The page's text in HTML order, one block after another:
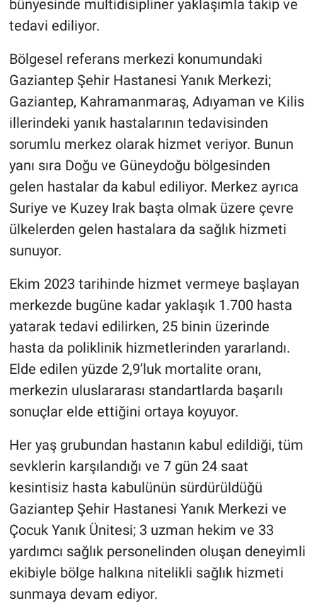
bünyesinde multidisipliner yaklaşımla takip ve
tedavi ediliyor.
Bölgesel referans merkezi konumundaki
Gaziantep Şehir Hastanesi Yanık Merkezi;
Gaziantep, Kahramanmaraş, Adıyaman ve Kilis
illerindeki yanık hastalarının tedavisinden
sorumlu merkez olarak hizmet veriyor. Bunun
yanı sıra Doğu ve Güneydoğu bölgesinden
gelen hastalar da kabul ediliyor. Merkez ayrıca
Suriye ve Kuzey Irak başta olmak üzere çevre
ülkelerden gelen hastalara da sağlık hizmeti
sunuyor.
Ekim 2023 tarihinde hizmet vermeye başlayan
merkezde bugüne kadar yaklaşık 1.700 hasta
yatarak tedavi edilirken, 25 binin üzerinde
hasta da poliklinik hizmetlerinden yararlandı.
Elde edilen yüzde 2,9’luk mortalite oranı,
merkezin uluslararası standartlarda başarılı
sonuçlar elde ettiğini ortaya koyuyor.
Her yaş grubundan hastanın kabul edildiği, tüm
sevklerin karşılandığı ve 7 gün 24 saat
kesintisiz hasta kabulünün sürdürüldüğü
Gaziantep Şehir Hastanesi Yanık Merkezi ve
Çocuk Yanık Ünitesi; 3 uzman hekim ve 33
yardımcı sağlık personelinden oluşan deneyimli
ekibiyle bölge halkına nitelikli sağlık hizmeti
sunmaya devam ediyor.